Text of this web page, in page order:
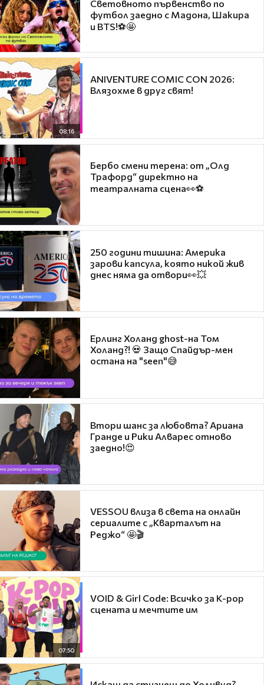
Световното първенство по
футбол заедно с Мадона, Шакира
и BTS!⚽🤩
08:16
ANIVENTURE COMIC CON 2026:
Влязохме в друг свят!
Бербо смени терена: от „Олд
Трафорд“ директно на
театралната сцена👀⚽
250 години тишина: Америка
зарови капсула, която никой жив
днес няма да отвори👀💥
Ерлинг Холанд ghost-на Том
Холанд?! 💀 Защо Спайдър-мен
остана на "seen"😅
Втори шанс за любовта? Ариана
Гранде и Рики Алварес отново
заедно!😍
VESSOU влиза в света на онлайн
сериалите с „Кварталът на
Реджо“ 🤩🎬
07:50
VOID & Girl Code: Всичко за K-pop
сцената и мечтите им